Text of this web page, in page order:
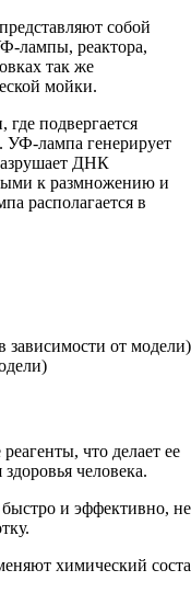
представляют собой
лампы, реактора,
так же
мойки.
где подвергается
УФ-лампа генерирует
ДНК
к размножению и
располагается в
зависимости от модели)
что делает ее
человека.
и эффективно, не
химический